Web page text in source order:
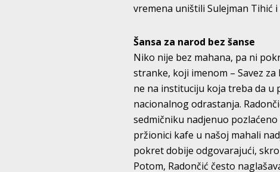
vremena uništili Sulejman Tihić
Šansa za narod bez šanse
Niko nije bez mahana, pa ni
stranke, koji imenom – Savez
ne na instituciju koja treba da u
nacionalnog odrastanja.
sedmičniku nadjenuo
pržionici kafe u našoj mahali
pokret dobije odgovarajući,
Potom, Radončić često